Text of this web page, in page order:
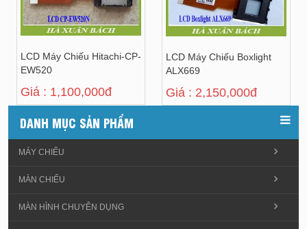
LCD Máy Chiếu Hitachi-CP-
EW520
Giá : 1,100,000đ
LCD Máy Chiếu Boxlight
ALX669
Giá : 2,150,000đ
DANH MỤC SẢN PHẨM
MÁY CHIẾU
MÀN CHIẾU
MÀN HÌNH CHUYÊN DỤNG